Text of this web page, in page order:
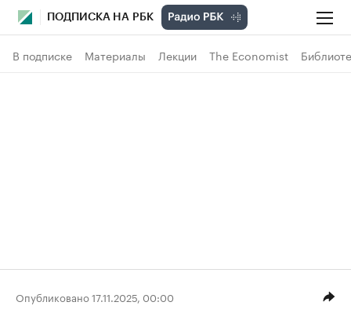
ПОДПИСКА НА РБК
В подписке Материалы Лекции The Economist
Опубликовано 17.11.2025, 00:00